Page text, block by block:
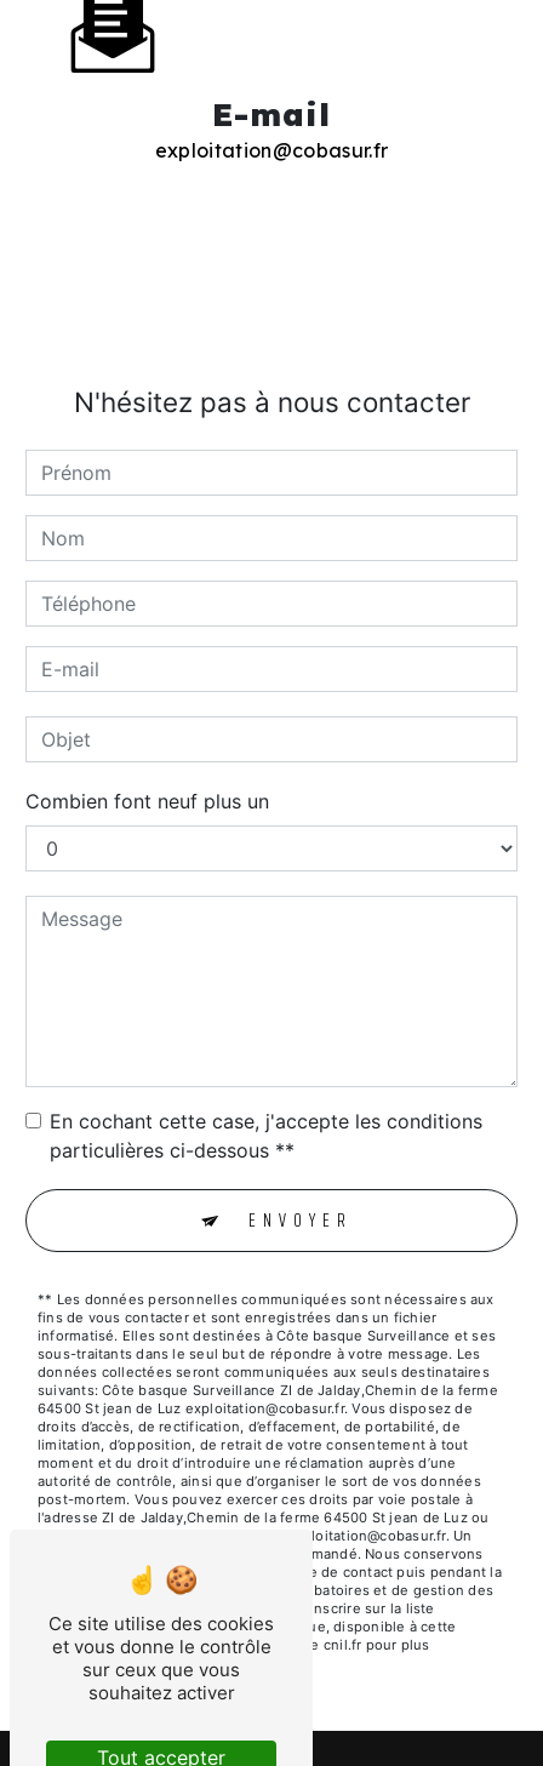
E-mail
exploitation@cobasur.fr
N'hésitez pas à nous contacter
Combien font neuf plus un
En cochant cette case, j'accepte les conditions
particulières ci-dessous **
ENVOYER
** Les données personnelles communiquées sont nécessaires aux
fins de vous contacter et sont enregistrées dans un fichier
informatisé. Elles sont destinées à Côte basque Surveillance et ses
sous-traitants dans le seul but de répondre à votre message. Les
données collectées seront communiquées aux seuls destinataires
suivants: Côte basque Surveillance ZI de Jalday,Chemin de la ferme
64500 St jean de Luz exploitation@cobasur.fr. Vous disposez de
droits d’accès, de rectification, d’effacement, de portabilité, de
limitation, d’opposition, de retrait de votre consentement à tout
moment et du droit d’introduire une réclamation auprès d’une
autorité de contrôle, ainsi que d’organiser le sort de vos données
post-mortem. Vous pouvez exercer ces droits par voie postale à
l'adresse ZI de Jalday,Chemin de la ferme 64500 St jean de Luz ou
par courrier électronique à l'adresse exploitation@cobasur.fr. Un
justificatif d'identité pourra vous être demandé. Nous conservons
vos données pendant la période de prise de contact puis pendant la
durée de prescription légale aux fins probatoires et de gestion des
contentieux. Vous avez le droit de vous inscrire sur la liste
d'opposition au démarchage téléphonique, disponible à cette
adresse: Bloctel.gouv.fr . Consultez le site cnil.fr pour plus
d’informations sur vos droits.
Ce site utilise des cookies
et vous donne le contrôle
sur ceux que vous
souhaitez activer
Tout accepter